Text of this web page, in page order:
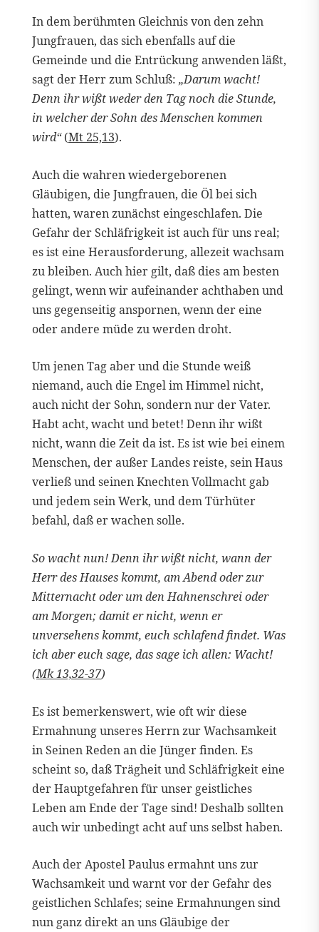
In dem berühmten Gleichnis von den zehn
Jungfrauen, das sich ebenfalls auf die
Gemeinde und die Entrückung anwenden läßt,
sagt der Herr zum Schluß: „Darum wacht!
Denn ihr wißt weder den Tag noch die Stunde,
in welcher der Sohn des Menschen kommen
wird“(Mt 25,13).
Auch die wahren wiedergeborenen
Gläubigen, die Jungfrauen, die Öl bei sich
hatten, waren zunächst eingeschlafen. Die
Gefahr der Schläfrigkeit ist auch für uns real;
es ist eine Herausforderung, allezeit wachsam
zu bleiben. Auch hier gilt, daß dies am besten
gelingt, wenn wir aufeinander achthaben und
uns gegenseitig anspornen, wenn der eine
oder andere müde zu werden droht.
Um jenen Tag aber und die Stunde weiß
niemand, auch die Engel im Himmel nicht,
auch nicht der Sohn, sondern nur der Vater.
Habt acht, wacht und betet! Denn ihr wißt
nicht, wann die Zeit da ist. Es ist wie bei einem
Menschen, der außer Landes reiste, sein Haus
verließ und seinen Knechten Vollmacht gab
und jedem sein Werk, und dem Türhüter
befahl, daß er wachen solle.
So wacht nun! Denn ihr wißt nicht, wann der
Herr des Hauses kommt, am Abend oder zur
Mitternacht oder um den Hahnenschrei oder
am Morgen; damit er nicht, wenn er
unversehens kommt, euch schlafend findet. Was
ich aber euch sage, das sage ich allen: Wacht!
(Mk 13,32-37)
Es ist bemerkenswert, wie oft wir diese
Ermahnung unseres Herrn zur Wachsamkeit
in Seinen Reden an die Jünger finden. Es
scheint so, daß Trägheit und Schläfrigkeit eine
der Hauptgefahren für unser geistliches
Leben am Ende der Tage sind! Deshalb sollten
auch wir unbedingt acht auf uns selbst haben.
Auch der Apostel Paulus ermahnt uns zur
Wachsamkeit und warnt vor der Gefahr des
geistlichen Schlafes; seine Ermahnungen sind
nun ganz direkt an uns Gläubige der